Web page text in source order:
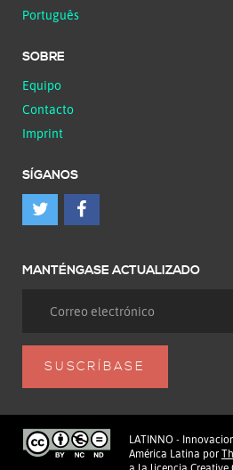
Português
SOBRE
Equipo
Contacto
Imprint
SÍGANOS
MANTÉNGASE ACTUALIZADO
LATINNO -
América Latina por